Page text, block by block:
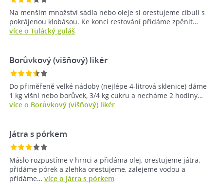
Na menším množství sádla nebo oleje si orestujeme cibuli s
pokrájenou klobásou. Ke konci restování přidáme zpěnit…
více o Tulácký guláš
Borůvkový (višňový) likér
Do přiměřeně velké nádoby (nejlépe 4-litrová sklenice) dáme
1 kg višní nebo borůvek, 3/4 kg cukru a necháme 2 hodiny…
více o Borůvkový (višňový) likér
Játra s pórkem
Máslo rozpustíme v hrnci a přidáma olej, orestujeme játra,
přidáme pórek a zlehka orestujeme, zalejeme vodou a
přidáme… více o Játra s pórkem